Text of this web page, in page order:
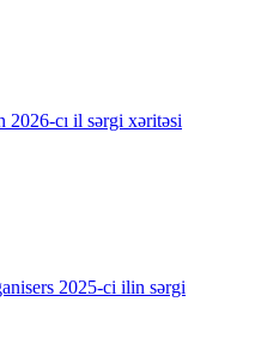
2026-cı il sərgi xəritəsi
2025-ci ilin sərgi